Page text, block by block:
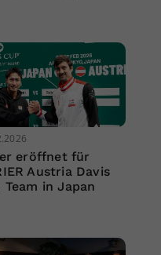
eröffnet für
Austria Davis
Team in Japan